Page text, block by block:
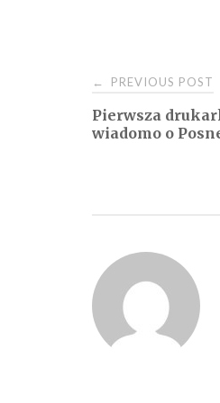
Post
← PREVIOUS POST
Pierwsza
wiadomo o